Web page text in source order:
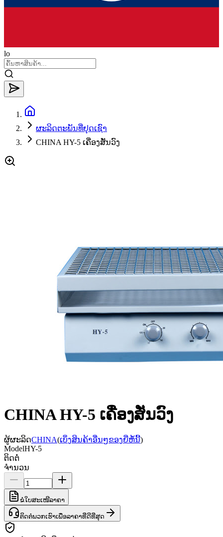
lo
ຜະລິດຕະພັນທີ່ຢຸດເຊົາ
CHINA HY-5 ເຄື່ອງສັ່ນວົງ
CHINA HY-5 ເຄື່ອງສັ່ນວົງ
ຜູ້ຜະລິດCHINA(ເບິ່ງສິນຄ້າອື່ນໆຂອງຍີ່ຫໍ້ນີ້)
ModelHY-5
ຕິດຕໍ່
ຈຳນວນ
ຂໍໃບສະເໜີລາຄາ
ຕິດຕໍ່ພວກເຮົາເພື່ອລາຄາທີ່ດີທີ່ສຸດ